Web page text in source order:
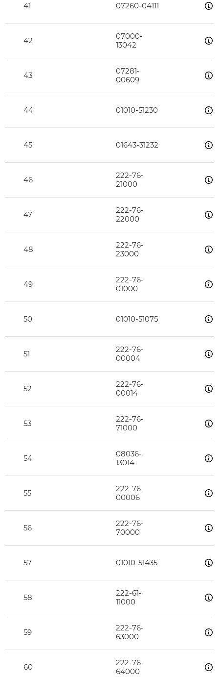
41 07260-04111
42
07000-
13042
43
07281-
00609
44 01010-51230
45 01643-31232
46
222-76-
21000
47
222-76-
22000
48
222-76-
23000
49
222-76-
01000
50 01010-51075
51
222-76-
00004
52
222-76-
00014
53
222-76-
71000
54
08036-
13014
55
222-76-
00006
56
222-76-
70000
57 01010-51435
58
222-61-
11000
59
222-76-
63000
60
222-76-
64000